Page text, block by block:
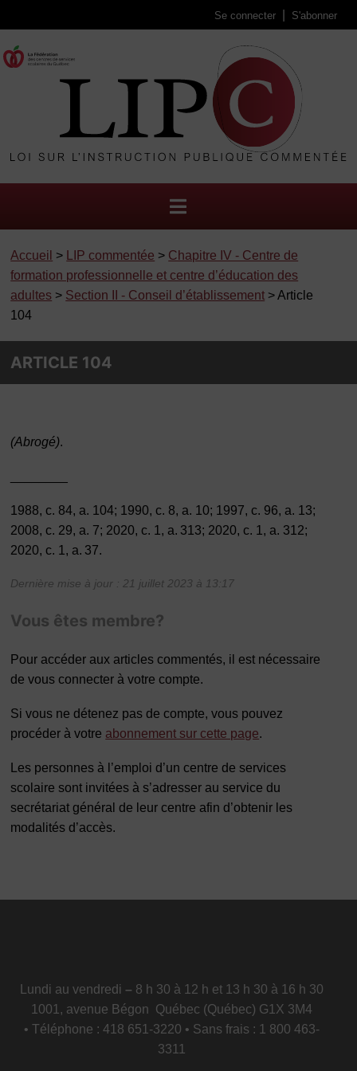
Se connecter S'abonner
Accueil > LIP commentée > Chapitre IV - Centre de
formation professionnelle et centre d’éducation des
adultes > Section II - Conseil d’établissement > Article
104
ARTICLE 104
(Abrogé).
1988, c. 84, a. 104; 1990, c. 8, a. 10; 1997, c. 96, a. 13;
2008, c. 29, a. 7; 2020, c. 1, a. 313; 2020, c. 1, a. 312;
2020, c. 1, a. 37.
Dernière mise à jour : 21 juillet 2023 à 13:17
Vous êtes membre?
Pour accéder aux articles commentés, il est nécessaire
de vous connecter à votre compte.
Si vous ne détenez pas de compte, vous pouvez
procéder à votre abonnement sur cette page.
Les personnes à l’emploi d’un centre de services
scolaire sont invitées à s’adresser au service du
secrétariat général de leur centre afin d’obtenir les
modalités d’accès.
Lundi au vendredi – 8 h 30 à 12 h et 13 h 30 à 16 h 30
1001, avenue Bégon Québec (Québec) G1X 3M4
• Téléphone : 418 651-3220 • Sans frais : 1 800 463-
3311